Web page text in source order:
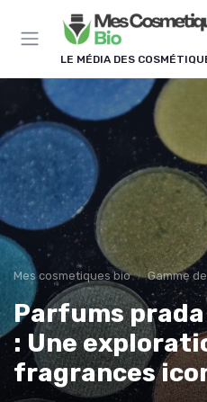
LE MÉDIA DES
Mes cosmetiques bio Gamme
Parfums
: Une
fragrances
Panneau de gestion des